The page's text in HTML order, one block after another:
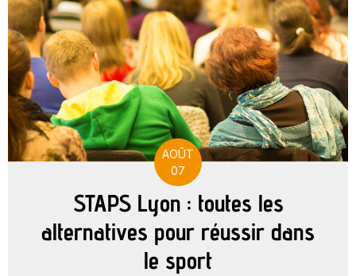
AOÛT
07
STAPS Lyon : toutes les
alternatives pour réussir dans
le sport